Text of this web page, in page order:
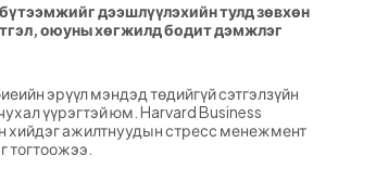
дээшлүүлэхийн тулд зөвхөн
оюуны хөгжилд бодит дэмжлэг
эрүүл мэндэд төдийгүй сэтгэлзүйн
үүрэгтэй юм. Harvard Business
хийдэг ажилтнуудын стресс менежмент
тогтоожээ.